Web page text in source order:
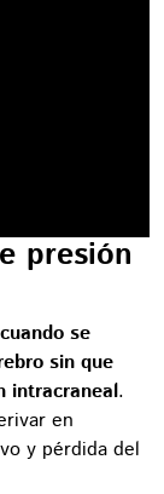
presión
se
sin que
intracraneal.
en
y pérdida del